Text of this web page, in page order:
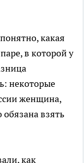
какая
в которой у
некоторые
женщина,
взять
как